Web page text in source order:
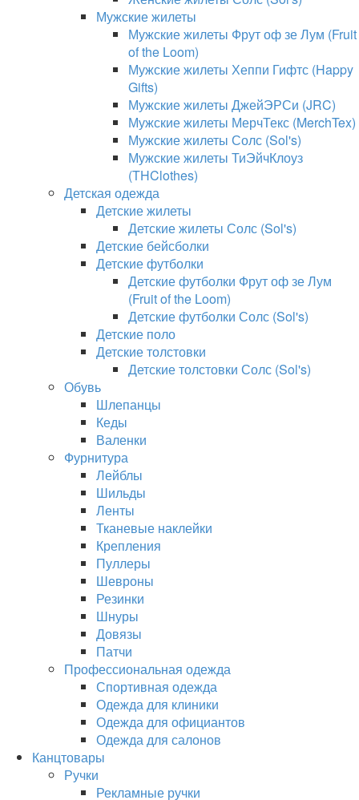
Мужские жилеты
Мужские жилеты Фрут оф зе Лум (Fruit
of the Loom)
Мужские жилеты Хеппи Гифтс (Happy
Gifts)
Мужские жилеты ДжейЭРСи (JRC)
Мужские жилеты МерчТекс (MerchTex)
Мужские жилеты Солс (Sol's)
Мужские жилеты ТиЭйчКлоуз
(THClothes)
Детская одежда
Детские жилеты
Детские жилеты Солс (Sol's)
Детские бейсболки
Детские футболки
Детские футболки Фрут оф зе Лум
(Fruit of the Loom)
Детские футболки Солс (Sol's)
Детские поло
Детские толстовки
Детские толстовки Солс (Sol's)
Обувь
Шлепанцы
Кеды
Валенки
Фурнитура
Лейблы
Шильды
Ленты
Тканевые наклейки
Крепления
Пуллеры
Шевроны
Резинки
Шнуры
Довязы
Патчи
Профессиональная одежда
Спортивная одежда
Одежда для клиники
Одежда для официантов
Одежда для салонов
Канцтовары
Ручки
Рекламные ручки